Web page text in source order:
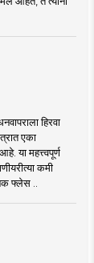
हिरवा
एका
या महत्त्वपूर्ण
कमी
फ्लेस ..